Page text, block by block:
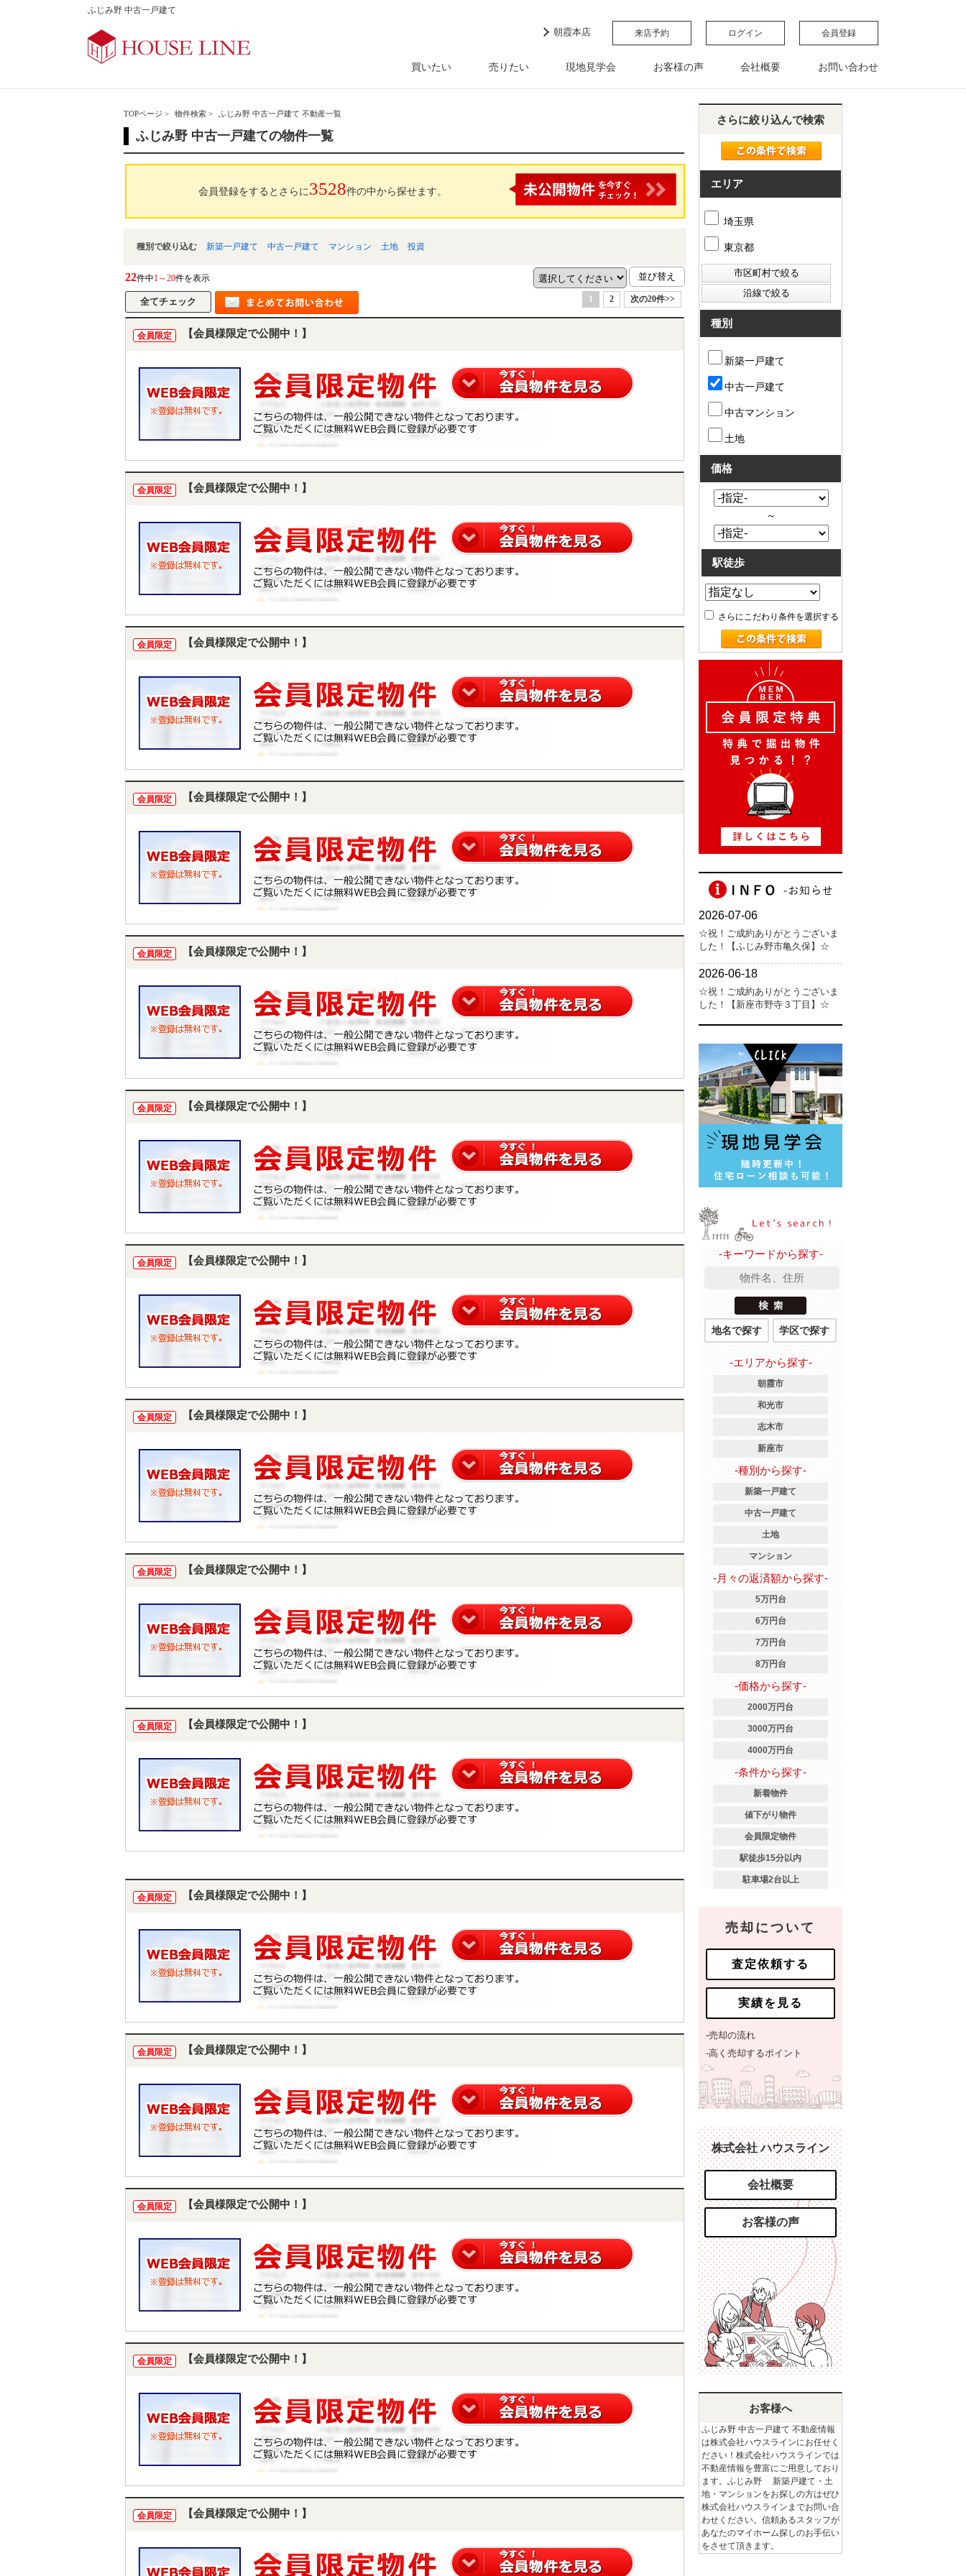
ふじみ野 中古一戸建て
朝霞本店 来店予約 ログイン 会員登録
買いたい 売りたい 現地見学会 お客様の声 会社概要 お問い合わせ
TOPページ > 物件検索 > ふじみ野 中古一戸建て 不動産一覧
ふじみ野 中古一戸建ての物件一覧
会員登録をするとさらに3528件の中から探せます。
種別で絞り込む 新築一戸建て 中古一戸建て マンション 土地 投資
22件中1～20件を表示
1 2 次の20件>>
会員限定 【会員様限定で公開中！】
会員限定 【会員様限定で公開中！】
会員限定 【会員様限定で公開中！】
会員限定 【会員様限定で公開中！】
会員限定 【会員様限定で公開中！】
会員限定 【会員様限定で公開中！】
会員限定 【会員様限定で公開中！】
会員限定 【会員様限定で公開中！】
会員限定 【会員様限定で公開中！】
会員限定 【会員様限定で公開中！】
会員限定 【会員様限定で公開中！】
会員限定 【会員様限定で公開中！】
会員限定 【会員様限定で公開中！】
会員限定 【会員様限定で公開中！】
会員限定 【会員様限定で公開中！】
さらに絞り込んで検索
エリア
埼玉県
東京都
種別
新築一戸建て
中古一戸建て
中古マンション
土地
価格
～
駅徒歩
さらにこだわり条件を選択する
-キーワードから探す-
地名で探す 学区で探す
-エリアから探す-
朝霞市
和光市
志木市
新座市
-種別から探す-
新築一戸建て
中古一戸建て
土地
マンション
-月々の返済額から探す-
5万円台
6万円台
7万円台
8万円台
-価格から探す-
2000万円台
3000万円台
4000万円台
-条件から探す-
新着物件
値下がり物件
会員限定物件
駅徒歩15分以内
駐車場2台以上
売却について
査定依頼する
実績を見る
-売却の流れ
-高く売却するポイント
株式会社 ハウスライン
会社概要
お客様の声
お客様へ
ふじみ野 中古一戸建て 不動産情報
は株式会社ハウスラインにお任せく
ださい！株式会社ハウスラインでは
不動産情報を豊富にご用意しており
ます。ふじみ野 新築戸建て・土
地・マンションをお探しの方はぜひ
株式会社ハウスラインまでお問い合
わせください。信頼あるスタッフが
あなたのマイホーム探しのお手伝い
をさせて頂きます。